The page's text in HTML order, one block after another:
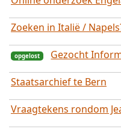
opgelost
Zoeken in Italië /
Gezocht
Staatsarchief te Bern
Vraagtekens rondom